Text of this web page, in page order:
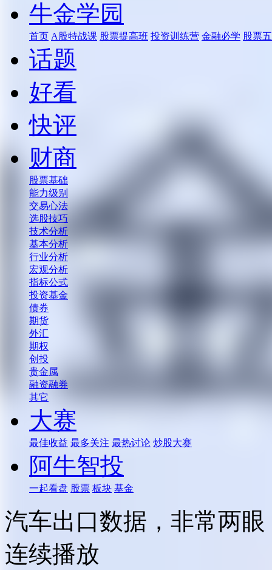
牛金学园
首页 A股特战课 股票提高班 投资训练营 金融必学 股票
话题
好看
快评
财商
股票基础
能力级别
交易心法
选股技巧
技术分析
基本分析
行业分析
宏观分析
指标公式
投资基金
债券
期货
外汇
期权
创投
贵金属
融资融券
其它
大赛
最佳收益 最多关注 最热讨论 炒股大赛
阿牛智投
一起看盘 股票 板块 基金
汽车出口数据，非常两眼
连续播放